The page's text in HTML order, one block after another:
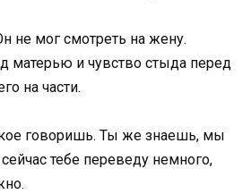
не мог смотреть на жену.
матерью и чувство стыда перед
на части.
говоришь. Ты же знаешь, мы
тебе переведу немного,